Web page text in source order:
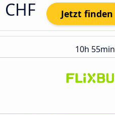
Jetzt finden
10h 55min